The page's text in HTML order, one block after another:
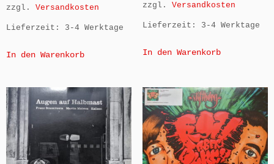
zzgl. Versandkosten
Lieferzeit: 3-4 Werktage
In den Warenkorb
zzgl. Versandkosten
Lieferzeit: 3-4 Werktage
In den Warenkorb